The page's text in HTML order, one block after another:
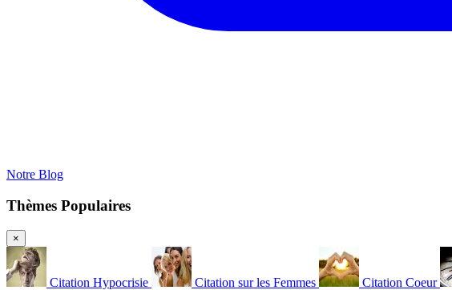
Notre Blog
Thèmes Populaires
×
Citation Hypocrisie Citation sur les Femmes Citation Coeur